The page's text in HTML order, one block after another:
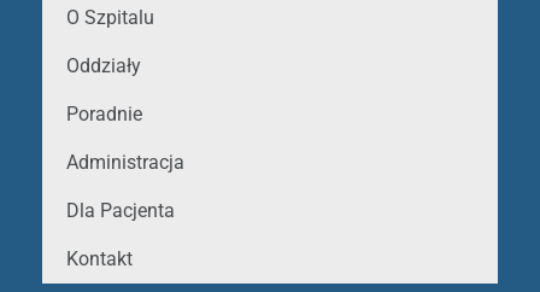
O Szpitalu
Oddziały
Poradnie
Administracja
Dla Pacjenta
Kontakt